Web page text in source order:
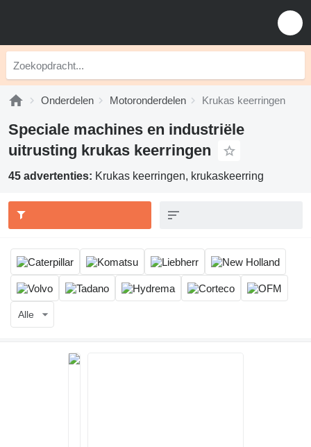
Onderdelen Motoronderdelen Krukas keerringen
Speciale machines en industriële
uitrusting krukas keerringen
45 advertenties: Krukas keerringen, krukaskeerring
Alle